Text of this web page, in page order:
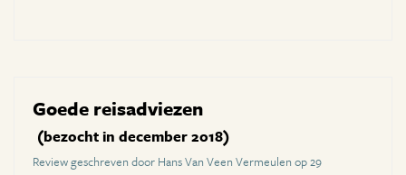
Goede reisadviezen
(bezocht in december 2018)
Review geschreven door Hans Van Veen Vermeulen op 29